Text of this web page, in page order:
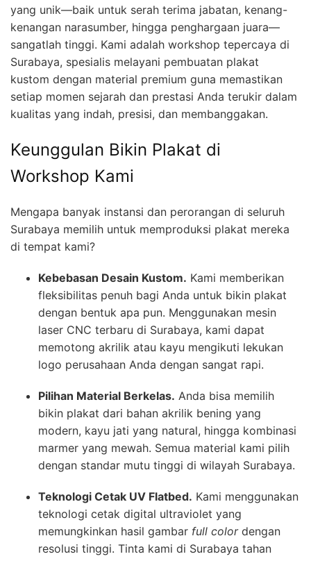
yang unik—baik untuk serah terima jabatan, kenang-
kenangan narasumber, hingga penghargaan juara—
sangatlah tinggi. Kami adalah workshop tepercaya di
Surabaya, spesialis melayani pembuatan plakat
kustom dengan material premium guna memastikan
setiap momen sejarah dan prestasi Anda terukir dalam
kualitas yang indah, presisi, dan membanggakan.
Keunggulan Bikin Plakat di
Workshop Kami
Mengapa banyak instansi dan perorangan di seluruh
Surabaya memilih untuk memproduksi plakat mereka
di tempat kami?
Kebebasan Desain Kustom. Kami memberikan
fleksibilitas penuh bagi Anda untuk bikin plakat
dengan bentuk apa pun. Menggunakan mesin
laser CNC terbaru di Surabaya, kami dapat
memotong akrilik atau kayu mengikuti lekukan
logo perusahaan Anda dengan sangat rapi.
Pilihan Material Berkelas. Anda bisa memilih
bikin plakat dari bahan akrilik bening yang
modern, kayu jati yang natural, hingga kombinasi
marmer yang mewah. Semua material kami pilih
dengan standar mutu tinggi di wilayah Surabaya.
Teknologi Cetak UV Flatbed. Kami menggunakan
teknologi cetak digital ultraviolet yang
memungkinkan hasil gambar full colordengan
resolusi tinggi. Tinta kami di Surabaya tahan